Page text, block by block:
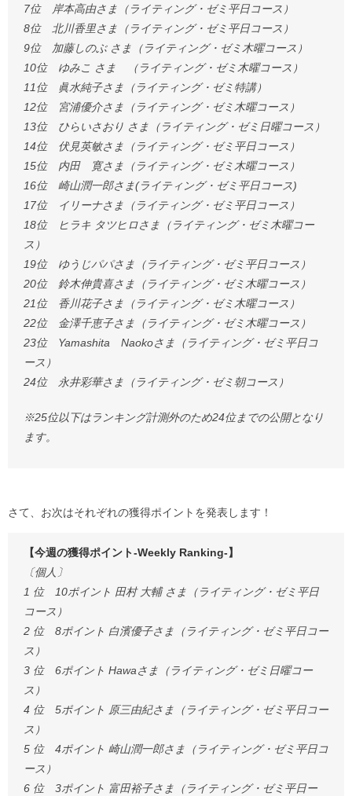
7位 岸本高由さま（ライティング・ゼミ平日コース）
8位 北川香里さま（ライティング・ゼミ平日コース）
9位 加藤しのぶ さま（ライティング・ゼミ木曜コース）
10位 ゆみこ さま （ライティング・ゼミ木曜コース）
11位 眞水純子さま（ライティング・ゼミ特講）
12位 宮浦優介さま（ライティング・ゼミ木曜コース）
13位 ひらいさおり さま（ライティング・ゼミ日曜コース）
14位 伏見英敏さま（ライティング・ゼミ平日コース）
15位 内田 寛さま（ライティング・ゼミ木曜コース）
16位 崎山潤一郎さま(ライティング・ゼミ平日コース)
17位 イリーナさま（ライティング・ゼミ平日コース）
18位 ヒラキ タツヒロさま（ライティング・ゼミ木曜コー
ス）
19位 ゆうじパパさま（ライティング・ゼミ平日コース）
20位 鈴木伸貴喜さま（ライティング・ゼミ木曜コース）
21位 香川花子さま（ライティング・ゼミ木曜コース）
22位 金澤千恵子さま（ライティング・ゼミ木曜コース）
23位 Yamashita Naokoさま（ライティング・ゼミ平日コ
ース）
24位 永井彩華さま（ライティング・ゼミ朝コース）
※25位以下はランキング計測外のため24位までの公開となり
ます。
さて、お次はそれぞれの獲得ポイントを発表します！
【今週の獲得ポイント-Weekly Ranking-】
〔個人〕
1 位 10ポイント 田村 大輔 さま（ライティング・ゼミ平日
コース）
2 位 8ポイント 白濱優子さま（ライティング・ゼミ平日コー
ス）
3 位 6ポイント Hawaさま（ライティング・ゼミ日曜コー
ス）
4 位 5ポイント 原三由紀さま（ライティング・ゼミ平日コー
ス）
5 位 4ポイント 崎山潤一郎さま（ライティング・ゼミ平日コ
ース）
6 位 3ポイント 富田裕子さま（ライティング・ゼミ平日ー